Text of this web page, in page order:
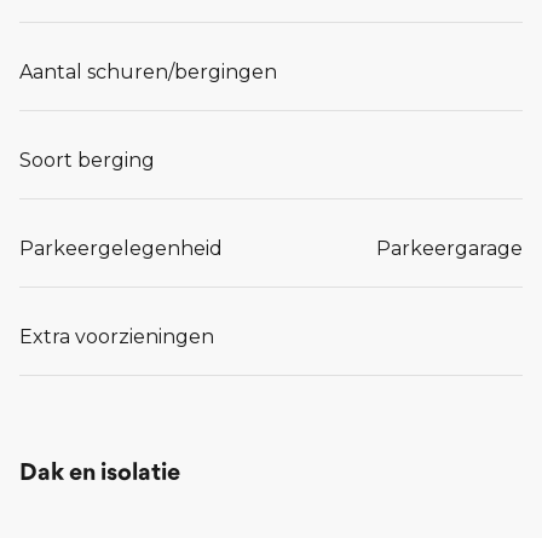
Aantal schuren/bergingen
Soort berging
Parkeergelegenheid Parkeergarage
Extra voorzieningen
Dak en isolatie